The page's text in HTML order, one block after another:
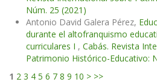
Núm. 25 (2021)
Antonio David Galera Pérez,
durante el altofranquismo
curriculares I , Cabás. Revista
Patrimonio Histórico-Educativo:
1 2 3 4 5 6 7 8 9 10 > >>